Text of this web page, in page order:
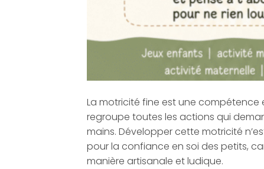
La motricité fine est une compétence
regroupe toutes les actions qui
mains. Développer cette motricité
pour la confiance en soi des petits,
manière artisanale et ludique.